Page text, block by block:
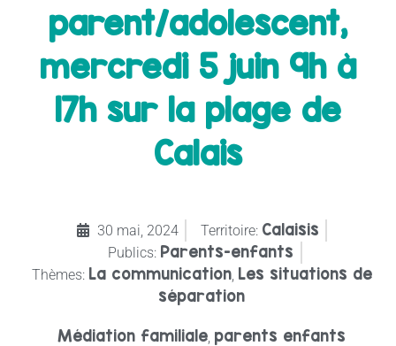
parent/adolescent,
mercredi 5 juin 9h à
17h sur la plage de
Calais
30 mai, 2024 Territoire: Calaisis
Publics: Parents-enfants
Thèmes: La communication, Les situations de
séparation
Médiation familiale parents enfants